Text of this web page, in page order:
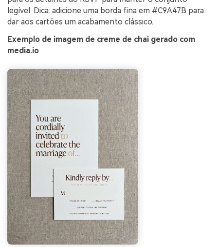
legível. Dica: adicione uma borda fina em #C9A47B para
dar aos cartões um acabamento clássico.
Exemplo de imagem de creme de chai gerado com
media.io